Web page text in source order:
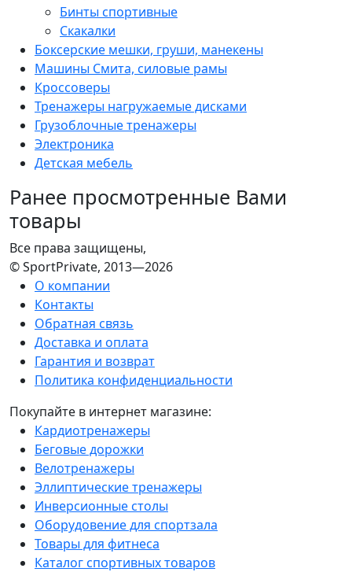
Бинты спортивные
Скакалки
Боксерские мешки, груши, манекены
Машины Смита, силовые рамы
Кроссоверы
Тренажеры нагружаемые дисками
Грузоблочные тренажеры
Электроника
Детская мебель
Ранее просмотренные Вами
товары
Все права защищены,
© SportPrivate, 2013—2026
О компании
Контакты
Обратная связь
Доставка и оплата
Гарантия и возврат
Политика конфиденциальности
Покупайте в интернет магазине:
Кардиотренажеры
Беговые дорожки
Велотренажеры
Эллиптические тренажеры
Инверсионные столы
Оборудовение для спортзала
Товары для фитнеса
Каталог спортивных товаров